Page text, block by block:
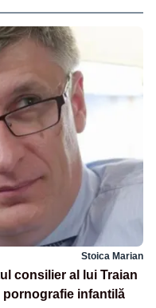
Stoica Marian
consilier al lui Traian
pornografie infantilă